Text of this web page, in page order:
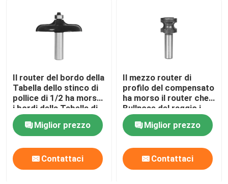
Controllo di qualità
Contattici
Richieda una citazione
Fresa dritta
Il router del bordo della
Tabella dello stinco di
pollice di 1/2 ha morso
i bordi della Tabella di
rivestimento
Miglior prezzo
Contattaci
Il mezzo router di
profilo del compensato
ha morso il router che
Bullnose del raggio i
pezzi completamente
hanno arrotondato il
bordo
Miglior prezzo
Contattaci